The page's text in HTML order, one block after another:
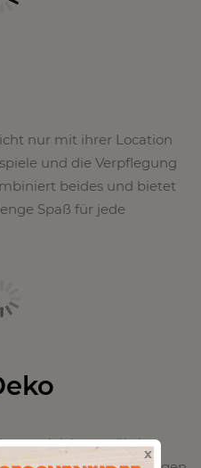
x
nur mit ihrer Location
und die Verpflegung
beides und bietet
Spaß für jede
ganz leicht aus übrig